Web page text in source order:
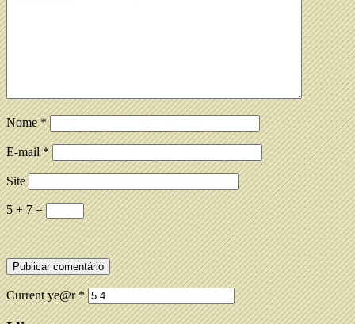
Nome*
E-mail*
Site
5 + 7 =
Current ye@r*